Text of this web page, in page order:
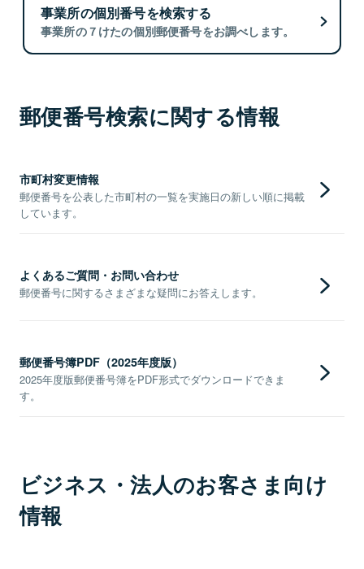
事業所の個別番号を検索する
事業所の７けたの個別郵便番号をお調べします。
郵便番号検索に関する情報
市町村変更情報
郵便番号を公表した市町村の一覧を実施日の新しい順に掲載
しています。
よくあるご質問・お問い合わせ
郵便番号に関するさまざまな疑問にお答えします。
郵便番号簿PDF（2025年度版）
2025年度版郵便番号簿をPDF形式でダウンロードできま
す。
ビジネス・法人のお客さま向け
情報